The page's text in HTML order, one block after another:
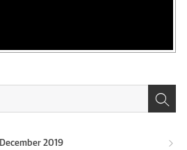
December 2019